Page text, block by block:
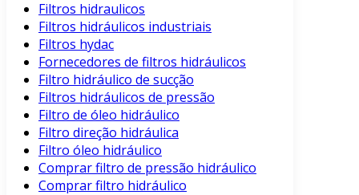
Filtros hidraulicos
Filtros hidráulicos industriais
Filtros hydac
Fornecedores de filtros hidráulicos
Filtro hidráulico de sucção
Filtros hidráulicos de pressão
Filtro de óleo hidráulico
Filtro direção hidráulica
Filtro óleo hidráulico
Comprar filtro de pressão hidráulico
Comprar filtro hidráulico